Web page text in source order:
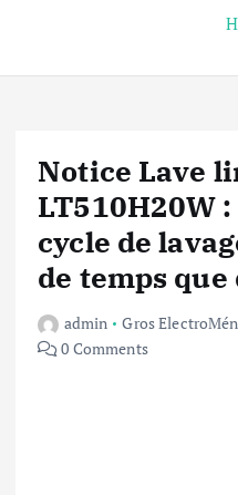
Notice Lave
LT510H20W
cycle de
de temps que
admin Gros
0 Comments